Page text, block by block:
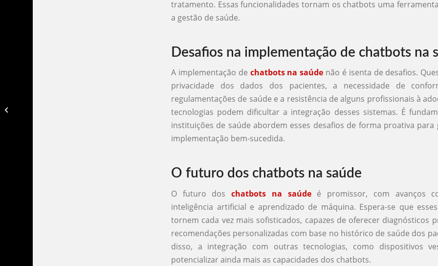
tratamento. Essas funcionalidades tornam os chatbots uma
a gestão de saúde.
Desafios na implementação de chatbots na
A implementação de chatbots na saúde não é isenta de desafios.
privacidade dos dados dos pacientes, a necessidade de
regulamentações de saúde e a resistência de alguns profissionais à
tecnologias podem dificultar a integração desses sistemas. É
instituições de saúde abordem esses desafios de forma proativa para
implementação bem-sucedida.
O futuro dos chatbots na saúde
O futuro doschatbots na saúdeé promissor, com avanços
inteligência artificial e aprendizado de máquina. Espera-se que
tornem cada vez mais sofisticados, capazes de oferecer diagnósticos
recomendações personalizadas com base no histórico de saúde dos
disso, a integração com outras tecnologias, como dispositivos
potencializar ainda mais as capacidades dos chatbots.